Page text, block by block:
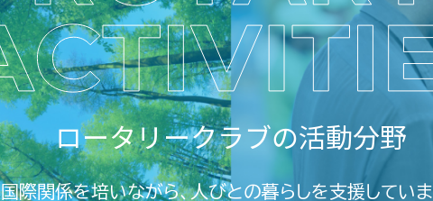
ロータリークラブの活動分野
国際関係を培いながら、人びとの暮らしを支援していま